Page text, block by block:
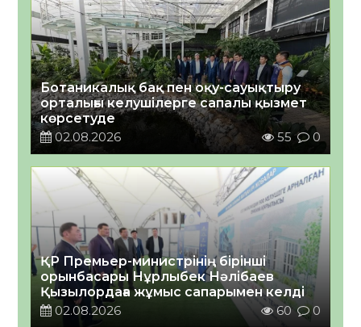
Ботаникалық бақ пен оқу-сауықтыру
орталығы келушілерге сапалы қызмет
көрсетуде
02.08.2026
55 0
ҚР Премьер-министрінің бірінші
орынбасары Нұрлыбек Нәлібаев
Қызылордаға жұмыс сапарымен келді
02.08.2026
60 0